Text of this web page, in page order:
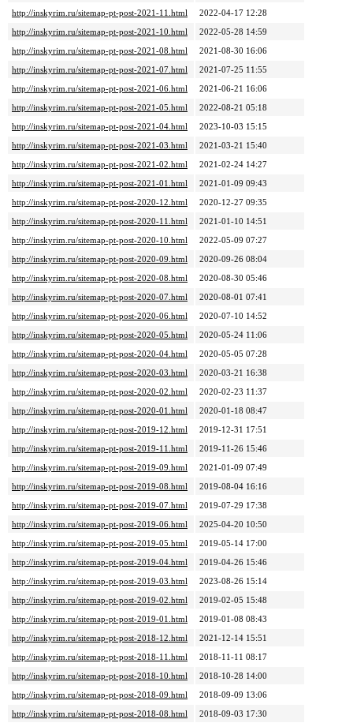
http://inskyrim.ru/sitemap-pt-post-2021-11.html
2022-04-17 12:28
http://inskyrim.ru/sitemap-pt-post-2021-10.html
2022-05-28 14:59
http://inskyrim.ru/sitemap-pt-post-2021-08.html
2021-08-30 16:06
http://inskyrim.ru/sitemap-pt-post-2021-07.html
2021-07-25 11:55
http://inskyrim.ru/sitemap-pt-post-2021-06.html
2021-06-21 16:06
http://inskyrim.ru/sitemap-pt-post-2021-05.html
2022-08-21 05:18
http://inskyrim.ru/sitemap-pt-post-2021-04.html
2023-10-03 15:15
http://inskyrim.ru/sitemap-pt-post-2021-03.html
2021-03-21 15:40
http://inskyrim.ru/sitemap-pt-post-2021-02.html
2021-02-24 14:27
http://inskyrim.ru/sitemap-pt-post-2021-01.html
2021-01-09 09:43
http://inskyrim.ru/sitemap-pt-post-2020-12.html
2020-12-27 09:35
http://inskyrim.ru/sitemap-pt-post-2020-11.html
2021-01-10 14:51
http://inskyrim.ru/sitemap-pt-post-2020-10.html
2022-05-09 07:27
http://inskyrim.ru/sitemap-pt-post-2020-09.html
2020-09-26 08:04
http://inskyrim.ru/sitemap-pt-post-2020-08.html
2020-08-30 05:46
http://inskyrim.ru/sitemap-pt-post-2020-07.html
2020-08-01 07:41
http://inskyrim.ru/sitemap-pt-post-2020-06.html
2020-07-10 14:52
http://inskyrim.ru/sitemap-pt-post-2020-05.html
2020-05-24 11:06
http://inskyrim.ru/sitemap-pt-post-2020-04.html
2020-05-05 07:28
http://inskyrim.ru/sitemap-pt-post-2020-03.html
2020-03-21 16:38
http://inskyrim.ru/sitemap-pt-post-2020-02.html
2020-02-23 11:37
http://inskyrim.ru/sitemap-pt-post-2020-01.html
2020-01-18 08:47
http://inskyrim.ru/sitemap-pt-post-2019-12.html
2019-12-31 17:51
http://inskyrim.ru/sitemap-pt-post-2019-11.html
2019-11-26 15:46
http://inskyrim.ru/sitemap-pt-post-2019-09.html
2021-01-09 07:49
http://inskyrim.ru/sitemap-pt-post-2019-08.html
2019-08-04 16:16
http://inskyrim.ru/sitemap-pt-post-2019-07.html
2019-07-29 17:38
http://inskyrim.ru/sitemap-pt-post-2019-06.html
2025-04-20 10:50
http://inskyrim.ru/sitemap-pt-post-2019-05.html
2019-05-14 17:00
http://inskyrim.ru/sitemap-pt-post-2019-04.html
2019-04-26 15:46
http://inskyrim.ru/sitemap-pt-post-2019-03.html
2023-08-26 15:14
http://inskyrim.ru/sitemap-pt-post-2019-02.html
2019-02-05 15:48
http://inskyrim.ru/sitemap-pt-post-2019-01.html
2019-01-08 08:43
http://inskyrim.ru/sitemap-pt-post-2018-12.html
2021-12-14 15:51
http://inskyrim.ru/sitemap-pt-post-2018-11.html
2018-11-11 08:17
http://inskyrim.ru/sitemap-pt-post-2018-10.html
2018-10-28 14:00
http://inskyrim.ru/sitemap-pt-post-2018-09.html
2018-09-09 13:06
http://inskyrim.ru/sitemap-pt-post-2018-08.html
2018-09-03 17:30